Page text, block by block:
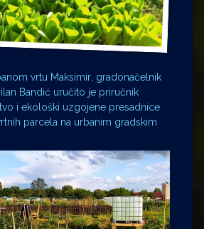
vrtu Maksimir, gradonačelnik
Bandić uručito je priručnik
i ekološki uzgojene presadnice
parcela na urbanim gradskim